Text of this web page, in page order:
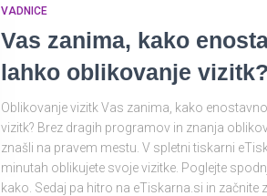
VADNICE
Vas zanima, kako
lahko oblikovanje vizitk?
Oblikovanje vizitk Vas zanima, kako
vizitk? Brez dragih programov in znanja
znašli na pravem mestu. V spletni tiskarni
minutah oblikujete svoje vizitke. Poglejte
kako. Sedaj pa hitro na eTiskarna.si in začnite